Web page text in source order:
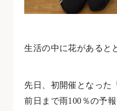
生活の中に花があると
先日、初開催となった
前日まで雨100％の予